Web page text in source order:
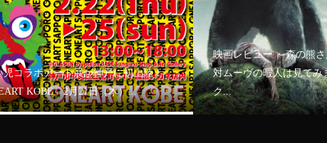
児コラボアート展が神戸に初上陸！
KOBE」2月21日（木）...
映画レビュー ～森の熊さ
対ムーヴの暇人は見てみ
ク...